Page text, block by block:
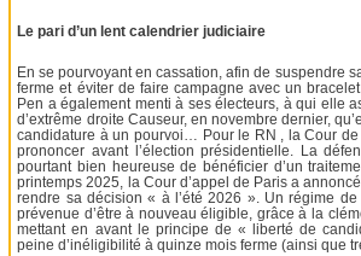
Le pari d’un lent calendrier judiciaire
En se pourvoyant en cassation, afin de suspendre
ferme et éviter de faire campagne avec un
Pen a également menti à ses électeurs, à qui elle
d’extrême droite Causeur, en novembre dernier,
candidature à un pourvoi… Pour le RN , la Cour
prononcer avant l’élection présidentielle. La
pourtant bien heureuse de bénéficier d’un
printemps 2025, la Cour d’appel de Paris a
rendre sa décision « à l’été 2026 ». Un régime
prévenue d’être à nouveau éligible, grâce à la
mettant en avant le principe de « liberté de
peine d’inéligibilité à quinze mois ferme (ainsi que